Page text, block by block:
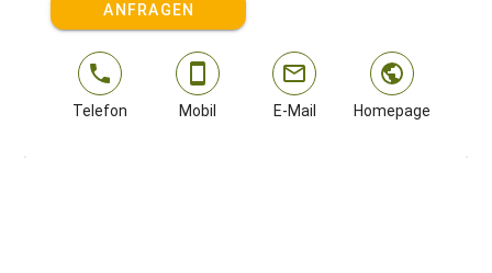
ANFRAGEN
Telefon Mobil E-Mail Homepage